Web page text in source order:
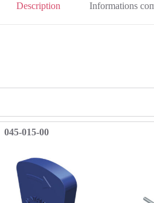
Description Informations
045-015-00